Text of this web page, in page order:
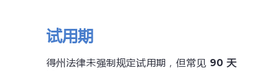
试用期
得州法律未强制规定试用期，但常见 90 天